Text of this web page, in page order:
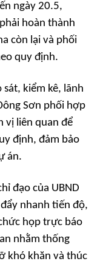
ngày 20.5,
hoàn thành
còn lại và phối
quy định.
kiểm kê, lãnh
Sơn phối hợp
vị liên quan để
định, đảm bảo
án.
đạo của UBND
nhanh tiến độ,
họp trực báo
nhằm thống
khó khăn và thúc